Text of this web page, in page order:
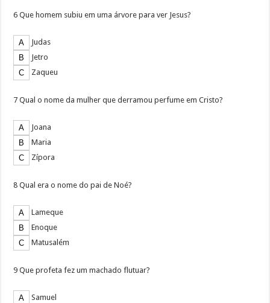
6 Que homem subiu em uma árvore para ver Jesus?
Judas
Jetro
Zaqueu
7 Qual o nome da mulher que derramou perfume em Cristo?
Joana
Maria
Zípora
8 Qual era o nome do pai de Noé?
Lameque
Enoque
Matusalém
9 Que profeta fez um machado flutuar?
Samuel